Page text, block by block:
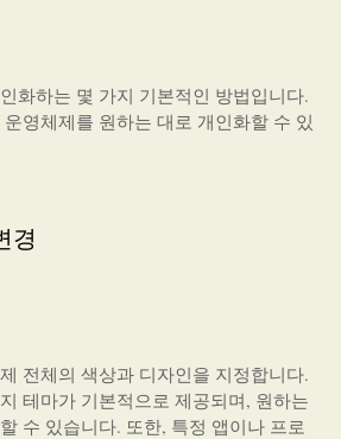
화하는 몇 가지 기본적인 방법입니다.
영체제를 원하는 대로 개인화할 수 있
경
전체의 색상과 디자인을 지정합니다.
테마가 기본적으로 제공되며, 원하는
수 있습니다. 또한, 특정 앱이나 프로